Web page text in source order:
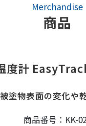
の強み
取扱品目
商品紹介
Merchandise
商品
度計
塗物表面の変化や
商品番号：KK-